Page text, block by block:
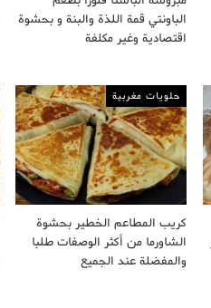
الباونتي قمة اللذة والبنة و بحشوة
اقتصادية وغير مكلفة
حلويات مغربية
كريب المطاعم الخطير بحشوة
الشاورما من أكثر الوصفات طلبا
والمفضلة عند الجميع